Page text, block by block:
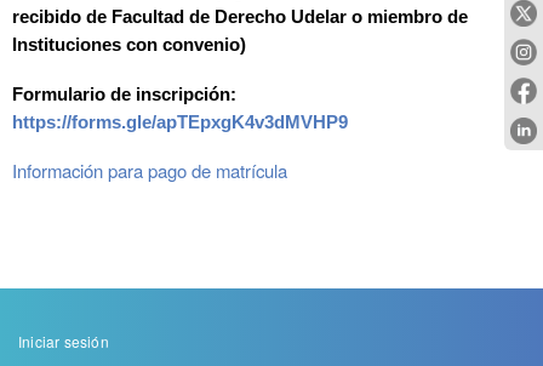
recibido de Facultad de Derecho Udelar o miembro de
Instituciones con convenio)
https://forms.gle/apTEpxgK4v3dMVHP9
Información para pago de matrícula
Menu
Iniciar sesión